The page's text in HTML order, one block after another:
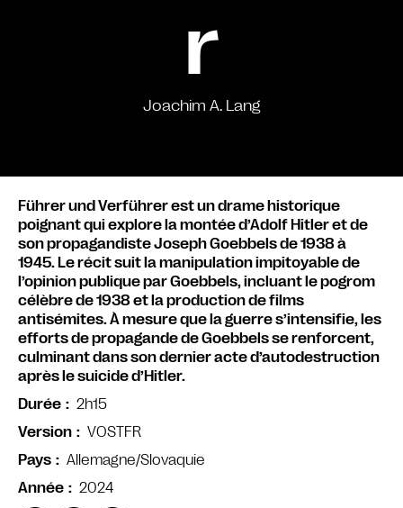
r
Joachim A. Lang
Führer und Verführer est un drame historique
poignant qui explore la montée d’Adolf Hitler et de
son propagandiste Joseph Goebbels de 1938 à
1945. Le récit suit la manipulation impitoyable de
l’opinion publique par Goebbels, incluant le pogrom
célèbre de 1938 et la production de films
antisémites. À mesure que la guerre s’intensifie, les
efforts de propagande de Goebbels se renforcent,
culminant dans son dernier acte d’autodestruction
après le suicide d’Hitler.
Durée
2h15
Version
VOSTFR
Pays
Allemagne/Slovaquie
Année
2024